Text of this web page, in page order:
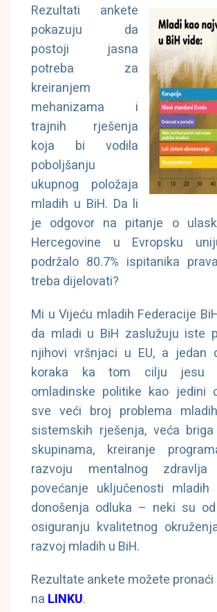
Rezultati ankete
pokazuju da
postoji jasna
potreba za
kreiranjem
mehanizama i
trajnih rješenja
koja bi vodila
poboljšanju
ukupnog položaja
mladih u BiH. Da li
je odgovor na pitanje o
Hercegovine u Evropsku
podržalo 80.7% ispitanika
treba dijelovati?
Mi u Vijeću mladih Federacije
da mladi u BiH zaslužuju iste
njihovi vršnjaci u EU, a jedan
koraka ka tom cilju jesu
omladinske politike kao jedini
sve veći broj problema
sistemskih rješenja, veća
skupinama, kreiranje
razvoju mentalnog
povećanje uključenosti
donošenja odluka – neki su
osiguranju kvalitetnog
razvoj mladih u BiH.
Rezultate ankete možete
na LINKU.